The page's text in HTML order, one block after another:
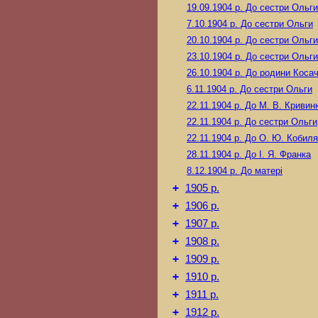
19.09.1904 р. До сестри Ольги
7.10.1904 р. До сестри Ольги
20.10.1904 р. До сестри Ольги
23.10.1904 р. До сестри Ольги
26.10.1904 р. До родини
6.11.1904 р. До сестри Ольги
22.11.1904 р. До М. В.
22.11.1904 р. До сестри Ольги
22.11.1904 р. До О. Ю.
28.11.1904 р. До І. Я. Франка
8.12.1904 р. До матері
+ 1905 р.
+ 1906 р.
+ 1907 р.
+ 1908 р.
+ 1909 р.
+ 1910 р.
+ 1911 р.
+ 1912 р.